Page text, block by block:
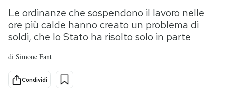
Scienza
Cultura
Sport
Media
Europa
Le ordinanze che sospendono il lavoro nelle
ore più calde hanno creato un problema di
soldi, che lo Stato ha risolto solo in parte
di Simone Fant
Condividi